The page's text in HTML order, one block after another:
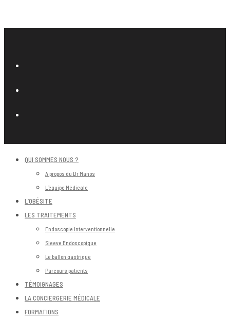
QUI SOMMES NOUS ?
A propos du Dr Manos
L’équipe Médicale
L’OBÉSITE
LES TRAITEMENTS
Endoscopie Interventionnelle
Sleeve Endoscopique
Le ballon gastrique
Parcours patients
TÉMOIGNAGES
LA CONCIERGERIE MÉDICALE
FORMATIONS